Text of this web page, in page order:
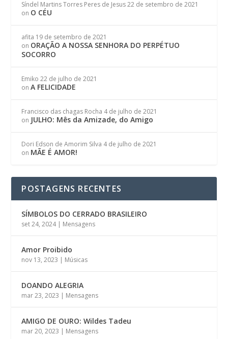
Síndel Martins Torres Peres de Jesus 22 de setembro de 2021
on O CÉU
afita 19 de setembro de 2021
on ORAÇÃO A NOSSA SENHORA DO PERPÉTUO
SOCORRO
Emiko 22 de julho de 2021
onA FELICIDADE
Francisco das chagas Rocha 4 de julho de 2021
on JULHO: Mês da Amizade, do Amigo
Dori Edson de Amorim Silva 4 de julho de 2021
on MÃE É AMOR!
POSTAGENS RECENTES
SÍMBOLOS DO CERRADO BRASILEIRO
set 24, 2024| Mensagens
Amor Proibido
nov 13, 2023 | Músicas
DOANDO ALEGRIA
mar 23, 2023 | Mensagens
AMIGO DE OURO: Wildes Tadeu
mar 20, 2023 | Mensagens